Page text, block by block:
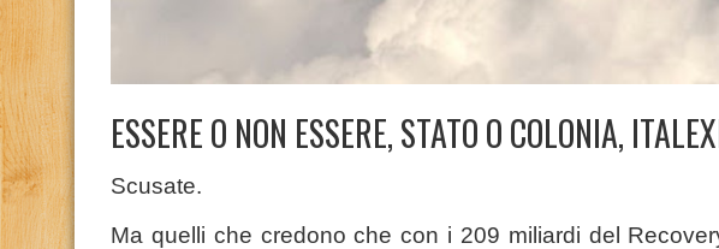
ESSERE O NON ESSERE, STATO O COLONIA,
Scusate.
Ma quelli che credono che con i 209 miliardi del